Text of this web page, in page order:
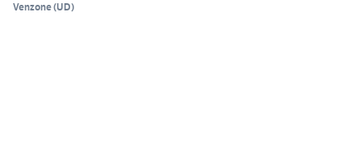
Venzone(UD)